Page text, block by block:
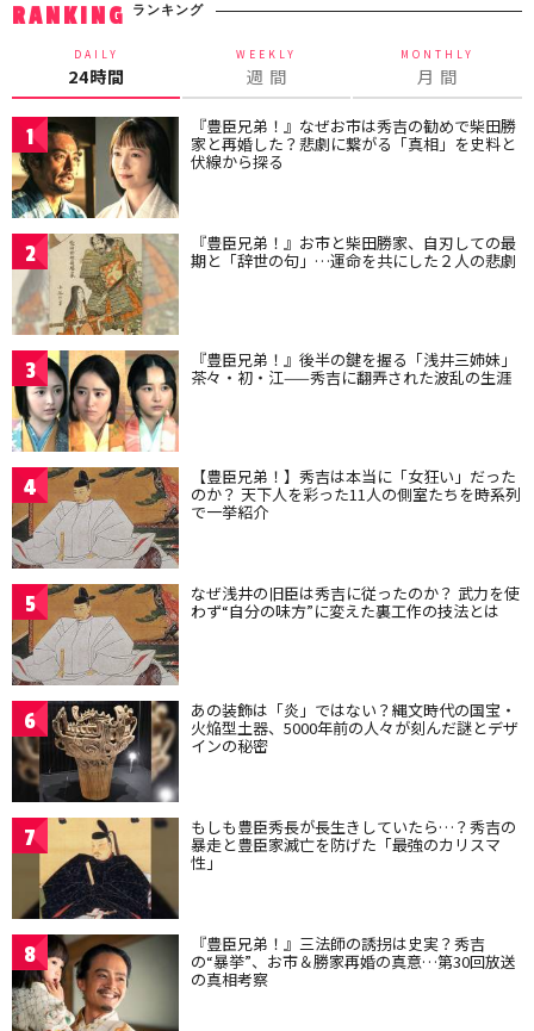
RANKING ランキング
DAILY
24時間
WEEKLY
週 間
MONTHLY
月 間
1 『豊臣兄弟！』なぜお市は秀吉の勧めで柴田勝
家と再婚した？悲劇に繋がる「真相」を史料と
伏線から探る
2 『豊臣兄弟！』お市と柴田勝家、自刃しての最
期と「辞世の句」…運命を共にした２人の悲劇
3 『豊臣兄弟！』後半の鍵を握る「浅井三姉妹」
茶々・初・江——秀吉に翻弄された波乱の生涯
4 【豊臣兄弟！】秀吉は本当に「女狂い」だった
のか？ 天下人を彩った11人の側室たちを時系列
で一挙紹介
5 なぜ浅井の旧臣は秀吉に従ったのか？ 武力を使
わず“自分の味方”に変えた裏工作の技法とは
6 あの装飾は「炎」ではない？縄文時代の国宝・
火焔型土器、5000年前の人々が刻んだ謎とデザ
インの秘密
7 もしも豊臣秀長が長生きしていたら…？秀吉の
暴走と豊臣家滅亡を防げた「最強のカリスマ
性」
8 『豊臣兄弟！』三法師の誘拐は史実？秀吉
の“暴挙”、お市＆勝家再婚の真意…第30回放送
の真相考察